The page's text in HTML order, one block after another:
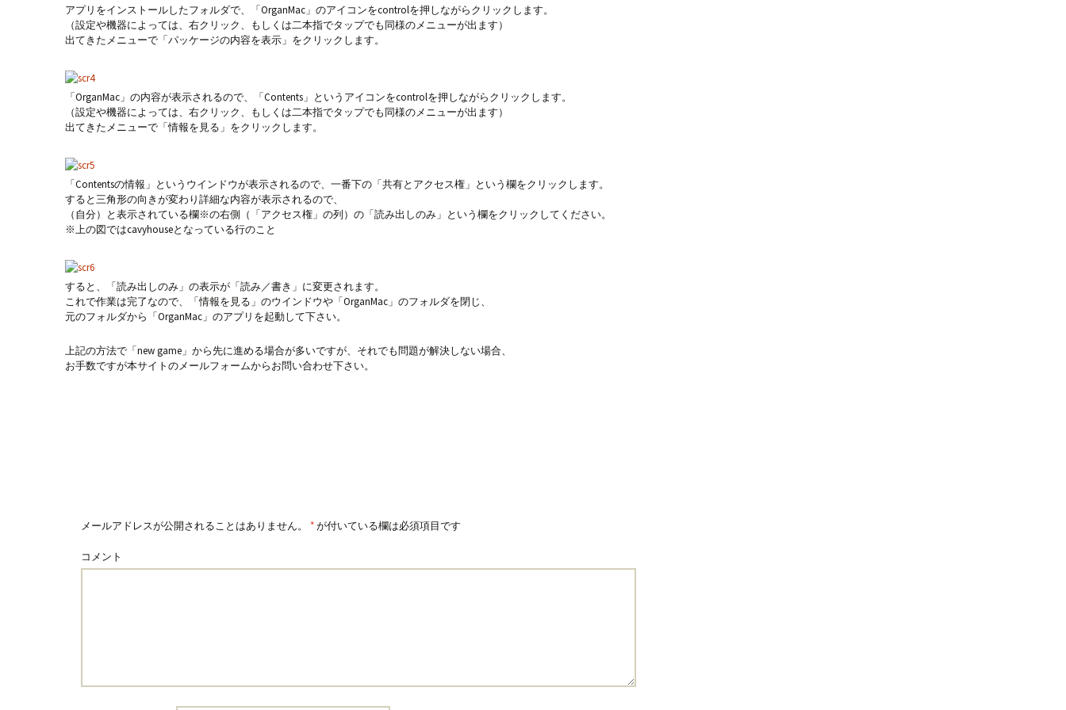
アプリをインストールしたフォルダで、「OrganMac」のアイコンをcontrolを押しながらクリックします。
（設定や機器によっては、右クリック、もしくは二本指でタップでも同様のメニューが出ます）
出てきたメニューで「パッケージの内容を表示」をクリックします。
「OrganMac」の内容が表示されるので、「Contents」というアイコンをcontrolを押しながらクリックします。
（設定や機器によっては、右クリック、もしくは二本指でタップでも同様のメニューが出ます）
出てきたメニューで「情報を見る」をクリックします。
「Contentsの情報」というウインドウが表示されるので、一番下の「共有とアクセス権」という欄をクリックします。
すると三角形の向きが変わり詳細な内容が表示されるので、
（自分）と表示されている欄※の右側（「アクセス権」の列）の「読み出しのみ」という欄をクリックしてください。
※上の図ではcavyhouseとなっている行のこと
すると、「読み出しのみ」の表示が「読み／書き」に変更されます。
これで作業は完了なので、「情報を見る」のウインドウや「OrganMac」のフォルダを閉じ、
元のフォルダから「OrganMac」のアプリを起動して下さい。
上記の方法で「new game」から先に進める場合が多いですが、それでも問題が解決しない場合、
お手数ですが本サイトのメールフォームからお問い合わせ下さい。
メールアドレスが公開されることはありません。 *が付いている欄は必須項目です
コメント